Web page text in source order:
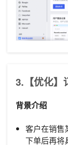
3.【优化】
背景介绍
客户在销售
下单后再将